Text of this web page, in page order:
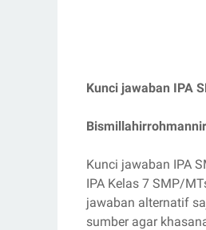
Kunci jawaban IPA
Kunci jawaban IPA
IPA Kelas 7 SMP/
jawaban alternatif
sumber agar